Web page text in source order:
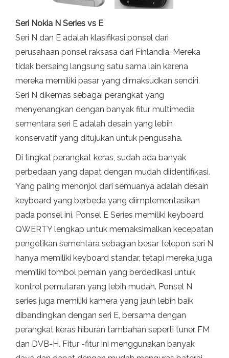
Seri Nokia N Series vs E
Seri N dan E adalah klasifikasi ponsel dari
perusahaan ponsel raksasa dari Finlandia. Mereka
tidak bersaing langsung satu sama lain karena
mereka memiliki pasar yang dimaksudkan sendiri.
Seri N dikemas sebagai perangkat yang
menyenangkan dengan banyak fitur multimedia
sementara seri E adalah desain yang lebih
konservatif yang ditujukan untuk pengusaha.
Di tingkat perangkat keras, sudah ada banyak
perbedaan yang dapat dengan mudah diidentifikasi.
Yang paling menonjol dari semuanya adalah desain
keyboard yang berbeda yang diimplementasikan
pada ponsel ini. Ponsel E Series memiliki keyboard
QWERTY lengkap untuk memaksimalkan kecepatan
pengetikan sementara sebagian besar telepon seri N
hanya memiliki keyboard standar, tetapi mereka juga
memiliki tombol pemain yang berdedikasi untuk
kontrol pemutaran yang lebih mudah. Ponsel N
series juga memiliki kamera yang jauh lebih baik
dibandingkan dengan seri E, bersama dengan
perangkat keras hiburan tambahan seperti tuner FM
dan DVB-H. Fitur -fitur ini menggunakan banyak